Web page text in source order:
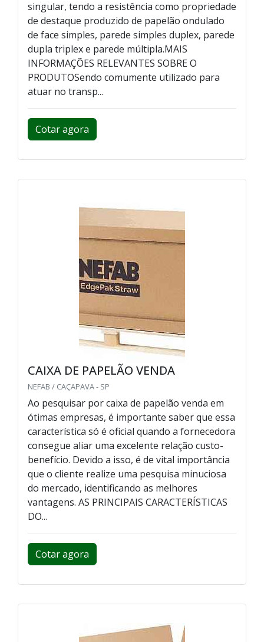
singular, tendo a resistência como propriedade
de destaque produzido de papelão ondulado
de face simples, parede simples duplex, parede
dupla triplex e parede múltipla.MAIS
INFORMAÇÕES RELEVANTES SOBRE O
PRODUTOSendo comumente utilizado para
atuar no transp...
Cotar agora
CAIXA DE PAPELÃO VENDA
NEFAB / CAÇAPAVA - SP
Ao pesquisar por caixa de papelão venda em
ótimas empresas, é importante saber que essa
característica só é oficial quando a fornecedora
consegue aliar uma excelente relação custo-
benefício. Devido a isso, é de vital importância
que o cliente realize uma pesquisa minuciosa
do mercado, identificando as melhores
vantagens. AS PRINCIPAIS CARACTERÍSTICAS
DO...
Cotar agora